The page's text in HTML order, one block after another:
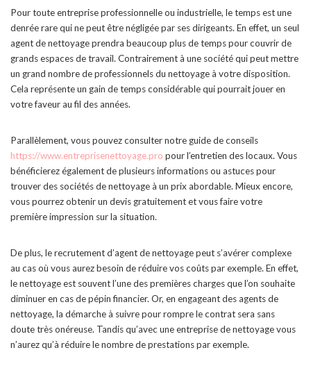
Pour toute entreprise professionnelle ou industrielle, le temps est une
denrée rare qui ne peut être négligée par ses dirigeants. En effet, un seul
agent de nettoyage prendra beaucoup plus de temps pour couvrir de
grands espaces de travail. Contrairement à une société qui peut mettre
un grand nombre de professionnels du nettoyage à votre disposition.
Cela représente un gain de temps considérable qui pourrait jouer en
votre faveur au fil des années.
Parallèlement, vous pouvez consulter notre guide de conseils
https://www.entreprisenettoyage.pro pour l’entretien des locaux. Vous
bénéficierez également de plusieurs informations ou astuces pour
trouver des sociétés de nettoyage à un prix abordable. Mieux encore,
vous pourrez obtenir un devis gratuitement et vous faire votre
première impression sur la situation.
De plus, le recrutement d’agent de nettoyage peut s’avérer complexe
au cas où vous aurez besoin de réduire vos coûts par exemple. En effet,
le nettoyage est souvent l’une des premières charges que l’on souhaite
diminuer en cas de pépin financier. Or, en engageant des agents de
nettoyage, la démarche à suivre pour rompre le contrat sera sans
doute très onéreuse. Tandis qu’avec une entreprise de nettoyage vous
n’aurez qu’à réduire le nombre de prestations par exemple.